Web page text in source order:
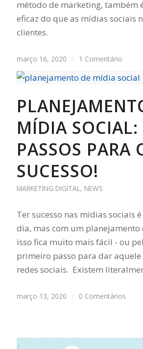
método de marketing, também
eficaz do que as mídias sociais
clientes.
março 16, 2020 / 1 Comentário
MÍDIA SOCIAL:
PASSOS PARA
SUCESSO!
MARKETING DIGITAL , NEWS
Ter sucesso nas mídias sociais
dia, mas com um planejamento
isso fica muito mais fácil - ou
primeiro passo para dar aquele
redes sociais. Existem
março 13, 2020 / 0 Comentários